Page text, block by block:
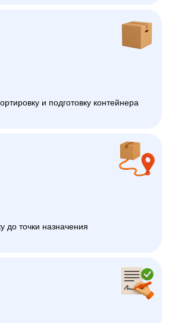
и подготовку контейнера
до точки назначения